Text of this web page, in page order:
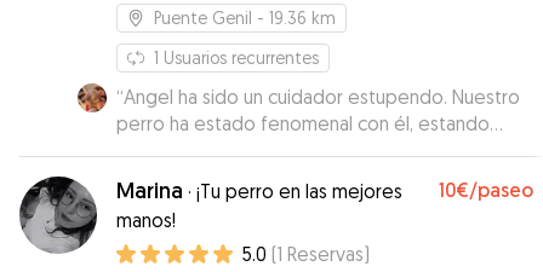
Puente Genil - 19.36 km
1 Usuarios recurrentes
“Angel ha sido un cuidador estupendo. Nuestro
perro ha estado fenomenal con él, estando
atendido todo el tiempo y muy bien cuidado.
Sin duda, volveremos a dejarlo con Angel. ”
Marina · ¡Tu perro en las mejores
manos!
10€/paseo
5.0 (1 Reservas)